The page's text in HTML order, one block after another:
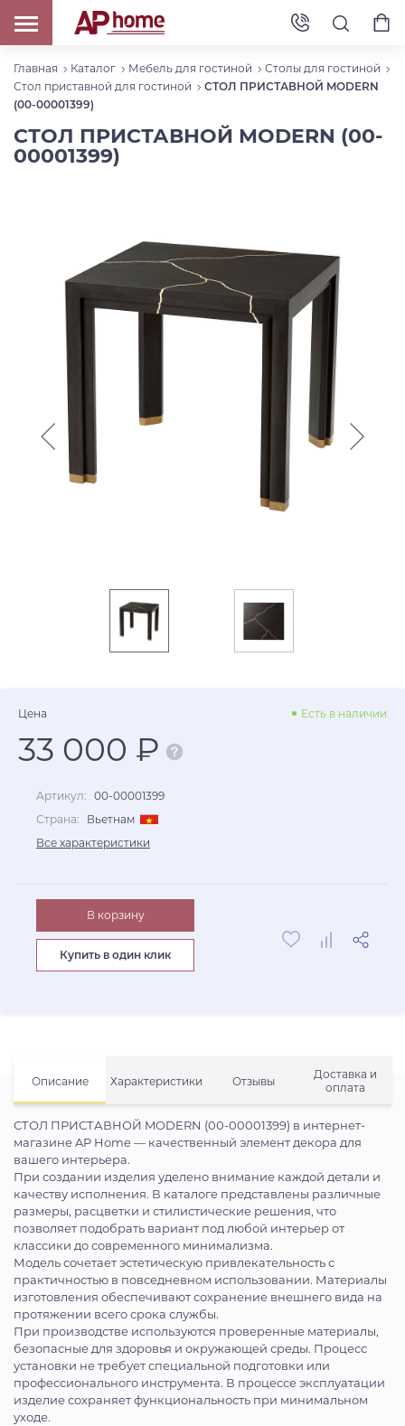
Главная Каталог Мебель для гостиной
Столы для гостиной
Стол приставной для гостиной
СТОЛ ПРИСТАВНОЙ MODERN
(00-00001399)
СТОЛ ПРИСТАВНОЙ MODERN (00-
00001399)
Описание Характеристики Отзывы
Доставка и
оплата
СТОЛ ПРИСТАВНОЙ MODERN (00-00001399) в интернет-
магазине AP Home — качественный элемент декора для
вашего интерьера.
При создании изделия уделено внимание каждой детали и
качеству исполнения. В каталоге представлены различные
размеры, расцветки и стилистические решения, что
позволяет подобрать вариант под любой интерьер от
классики до современного минимализма.
Модель сочетает эстетическую привлекательность с
практичностью в повседневном использовании. Материалы
изготовления обеспечивают сохранение внешнего вида на
протяжении всего срока службы.
При производстве используются проверенные материалы,
безопасные для здоровья и окружающей среды. Процесс
установки не требует специальной подготовки или
профессионального инструмента. В процессе эксплуатации
изделие сохраняет функциональность при минимальном
уходе.
Цена Есть в наличии
33 000 ₽
Артикул: 00-00001399
Страна:
Вьетнам
Все характеристики
В корзину
Купить в один клик